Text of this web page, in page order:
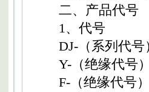
二、产品代号
1、代号
DJ-（系列代号
Y-（绝缘代号）
F-（绝缘代号）